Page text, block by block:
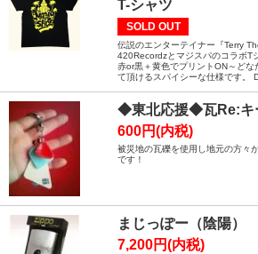
T-シャツ
SOLD OUT
伝説のエンターテイナー『Terry
420RecordzとマジスパのコラボT
赤or黒＋黄色でプリントON～どな
て頂けるスパイシーな仕様です。
◆東北応援◆瓦Re:キ
600円(内税)
被災地の瓦礫を使用し地元の方々
です！
まじっぽー（陰陽）
7,200円(内税)